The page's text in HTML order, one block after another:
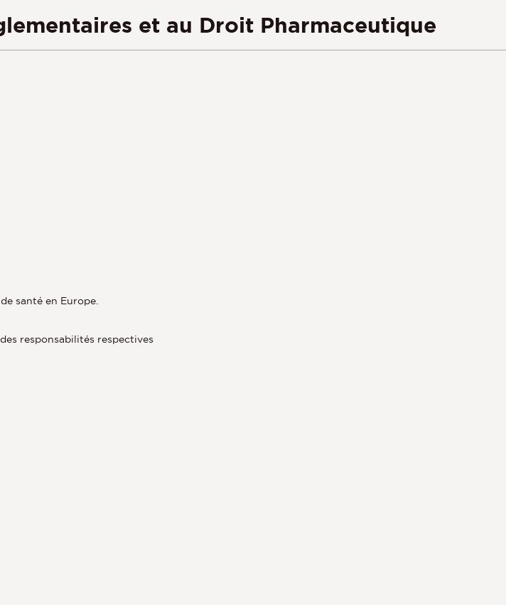
et au Droit Pharmaceutique
santé en Europe.
responsabilités respectives